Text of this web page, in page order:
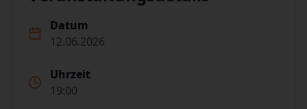
Datum
12.06.2026
Uhrzeit
19:00